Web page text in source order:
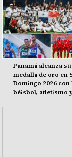
Panamá alcanza
medalla de oro en
Domingo 2026 con
béisbol, atletismo